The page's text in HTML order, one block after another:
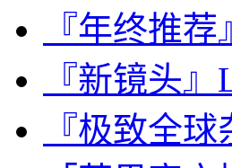
『年终推
『新镜头
『极致全